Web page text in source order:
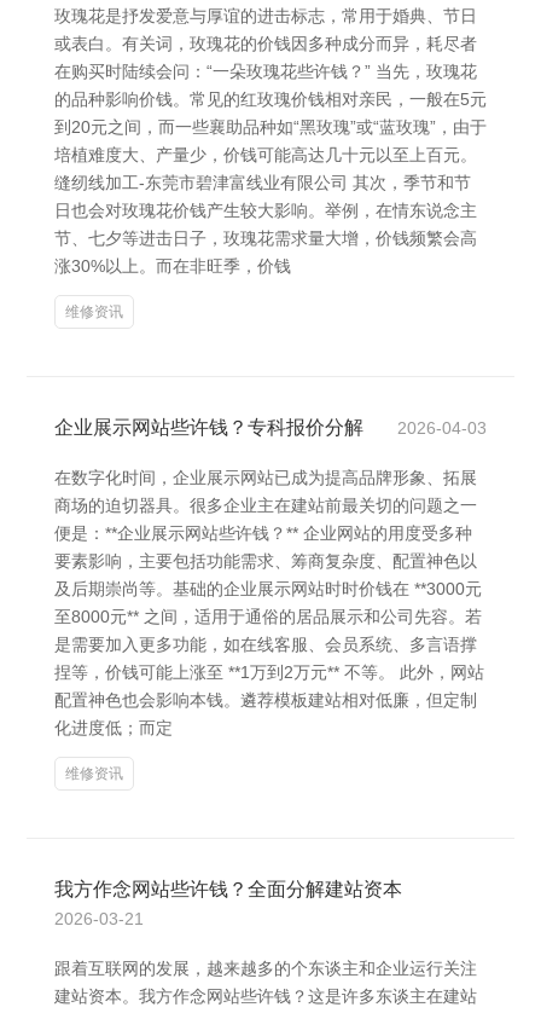
玫瑰花是抒发爱意与厚谊的进击标志，常用于婚典、节日
或表白。有关词，玫瑰花的价钱因多种成分而异，耗尽者
在购买时陆续会问：“一朵玫瑰花些许钱？” 当先，玫瑰花
的品种影响价钱。常见的红玫瑰价钱相对亲民，一般在5元
到20元之间，而一些襄助品种如“黑玫瑰”或“蓝玫瑰”，由于
培植难度大、产量少，价钱可能高达几十元以至上百元。
缝纫线加工-东莞市碧津富线业有限公司 其次，季节和节
日也会对玫瑰花价钱产生较大影响。举例，在情东说念主
节、七夕等进击日子，玫瑰花需求量大增，价钱频繁会高
涨30%以上。而在非旺季，价钱
维修资讯
企业展示网站些许钱？专科报价分解 2026-04-03
在数字化时间，企业展示网站已成为提高品牌形象、拓展
商场的迫切器具。很多企业主在建站前最关切的问题之一
便是：**企业展示网站些许钱？** 企业网站的用度受多种
要素影响，主要包括功能需求、筹商复杂度、配置神色以
及后期崇尚等。基础的企业展示网站时时价钱在 **3000元
至8000元** 之间，适用于通俗的居品展示和公司先容。若
是需要加入更多功能，如在线客服、会员系统、多言语撑
捏等，价钱可能上涨至 **1万到2万元** 不等。 此外，网站
配置神色也会影响本钱。遴荐模板建站相对低廉，但定制
化进度低；而定
维修资讯
我方作念网站些许钱？全面分解建站资本
2026-03-21
跟着互联网的发展，越来越多的个东谈主和企业运行关注
建站资本。我方作念网站些许钱？这是许多东谈主在建站